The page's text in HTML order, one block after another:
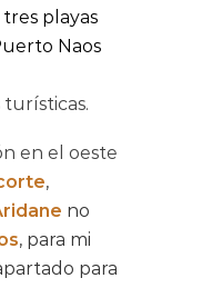
playas
Naos
en el oeste
,
no
, para mi
para